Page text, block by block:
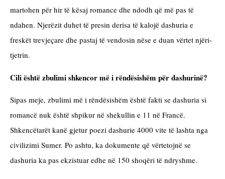
martohen për hir të kësaj romance dhe ndodh që më pas të
ndahen. Njerëzit duhet të presin derisa të kalojë dashuria e
freskët trevjeçare dhe pastaj të vendosin nëse e duan vërtet njëri-
tjetrin.
Cili është zbulimi shkencor më i rëndësishëm për dashurinë?
Sipas meje, zbulimi më i rëndësishëm është fakti se dashuria si
romancë nuk është shpikur në shekullin e 11 në Francë.
Shkencëtarët kanë gjetur poezi dashurie 4000 vite të lashta nga
civilizimi Sumer. Po ashtu, ka dokumente që vërtetojnë se
dashuria ka pas ekzistuar edhe në 150 shoqëri të ndryshme.